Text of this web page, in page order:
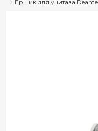
Ершик для унитаза